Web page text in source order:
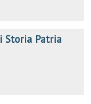
Storia Patria